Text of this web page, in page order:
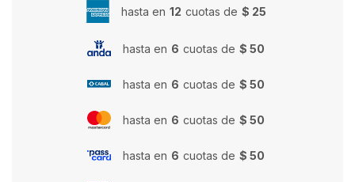
hasta en 12 cuotas de $ 25
hasta en 6 cuotas de $ 50
hasta en 6 cuotas de $ 50
hasta en 6 cuotas de $ 50
hasta en 6 cuotas de $ 50